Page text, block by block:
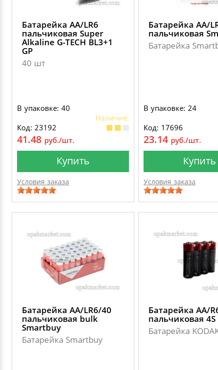
Батарейка АА/LR6
пальчиковая Super
Alkaline G-TECH BL3+1
GP
40 шт
В упаковке: 40
Наличие:
Код: 23192
41.48 руб./шт.
Купить
Условия заказа
Батарейка АА/
пальчиковая
Батарейка
В упаковке: 24
Код: 17696
23.14 руб./шт.
Купить
Условия заказа
Батарейка АА/LR6/40
пальчиковая bulk
Smartbuy
Батарейка Smartbuy
Батарейка АА/
пальчиковая 4S
Батарейка